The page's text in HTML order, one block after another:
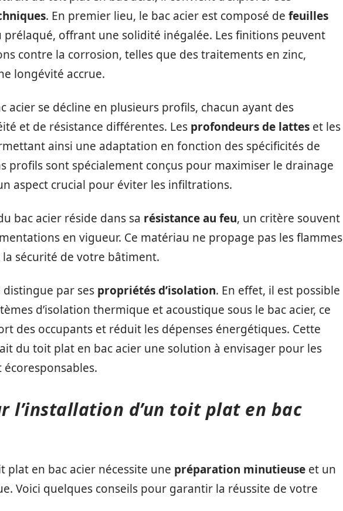
. En premier lieu, le bac acier est composé de feuilles
prélaqué, offrant une solidité inégalée. Les finitions peuvent
contre la corrosion, telles que des traitements en zinc,
longévité accrue.
acier se décline en plusieurs profils, chacun ayant des
et de résistance différentes. Les profondeurs de lattes et les
ainsi une adaptation en fonction des spécificités de
profils sont spécialement conçus pour maximiser le drainage
aspect crucial pour éviter les infiltrations.
bac acier réside dans sa résistance au feu, un critère souvent
en vigueur. Ce matériau ne propage pas les flammes
sécurité de votre bâtiment.
distingue par ses propriétés d’isolation. En effet, il est possible
d’isolation thermique et acoustique sous le bac acier, ce
des occupants et réduit les dépenses énergétiques. Cette
du toit plat en bac acier une solution à envisager pour les
l’installation d’un toit plat en bac
plat en bac acier nécessite une préparation minutieuse et un
Voici quelques conseils pour garantir la réussite de votre